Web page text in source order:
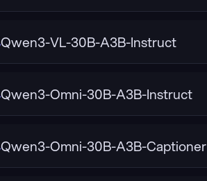
Qwen3-VL-30B-A3B-Instruct
Qwen3-Omni-30B-A3B-Instruct
Qwen3-Omni-30B-A3B-Captioner